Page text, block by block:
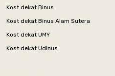
Kost dekat Binus
Kost dekat Binus Alam Sutera
Kost dekat UMY
Kost dekat Udinus